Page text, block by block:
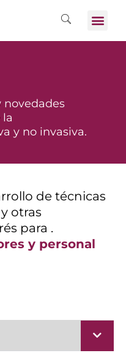
novedades
y no invasiva.
de técnicas
y otras
para .
y personal